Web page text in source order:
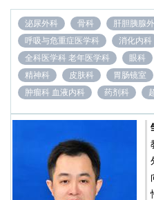
速度”，9月再迎华西胸外专家
泌尿外科 骨科
肝胆胰腺
呼吸与危重症医学科
消化内科
全科医学科 老年医学科
眼科
精神科
皮肤科
胃肠镜室
肿瘤科 血液内科
药剂科